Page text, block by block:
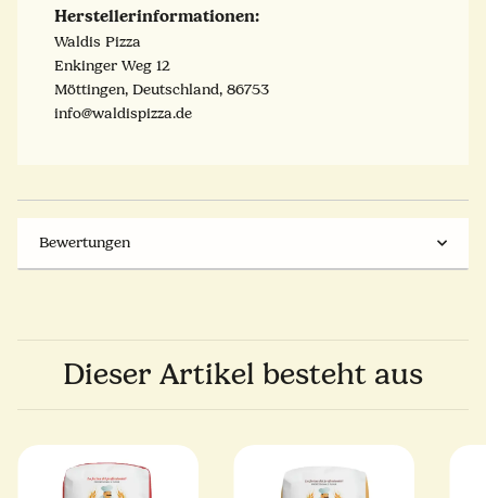
Herstellerinformationen:
Waldis Pizza
Enkinger Weg 12
Möttingen, Deutschland, 86753
info@waldispizza.de
Bewertungen
Dieser Artikel besteht aus